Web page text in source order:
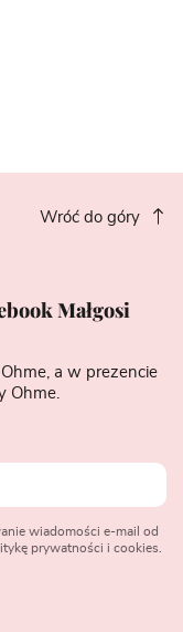
Wróć do góry
Małgosi
a w prezencie
Ohme.
wiadomości e-mail od
prywatności i cookies.